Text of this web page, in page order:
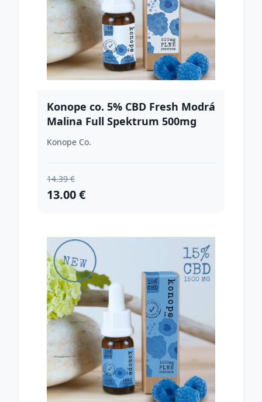
Konope co. 5% CBD Fresh Modrá
Malina Full Spektrum 500mg
Konope Co.
14.39 €
13.00 €